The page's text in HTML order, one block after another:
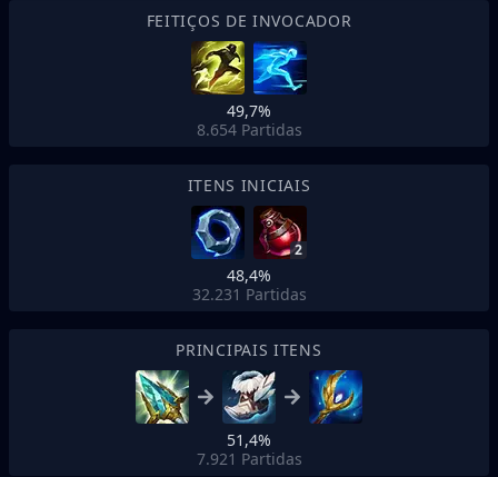
FEITIÇOS DE INVOCADOR
49,7%
8.654 Partidas
ITENS INICIAIS
2
48,4%
32.231 Partidas
PRINCIPAIS ITENS
51,4%
7.921 Partidas